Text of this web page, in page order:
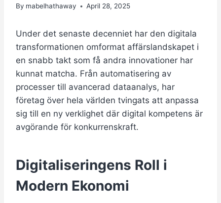
By mabelhathaway April 28, 2025
Under det senaste decenniet har den digitala
transformationen omformat affärslandskapet i
en snabb takt som få andra innovationer har
kunnat matcha. Från automatisering av
processer till avancerad dataanalys, har
företag över hela världen tvingats att anpassa
sig till en ny verklighet där digital kompetens är
avgörande för konkurrenskraft.
Digitaliseringens Roll i
Modern Ekonomi